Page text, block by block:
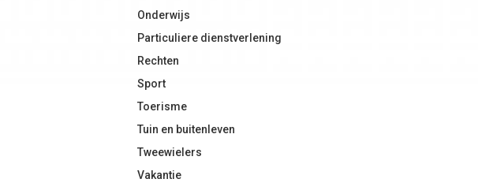
Onderwijs
Particuliere dienstverlening
Rechten
Sport
Toerisme
Tuin en buitenleven
Tweewielers
Vakantie